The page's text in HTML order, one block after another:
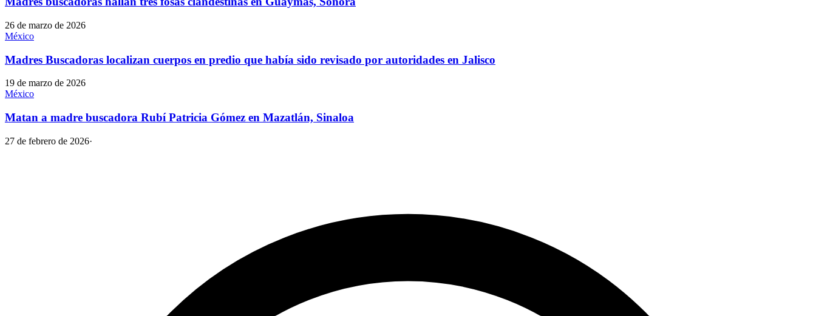
26 de marzo de 2026
México
Madres Buscadoras localizan cuerpos en predio que había sido revisado por autoridades en Jalisco
19 de marzo de 2026
México
Matan a madre buscadora Rubí Patricia Gómez en Mazatlán, Sinaloa
27 de febrero de 2026·